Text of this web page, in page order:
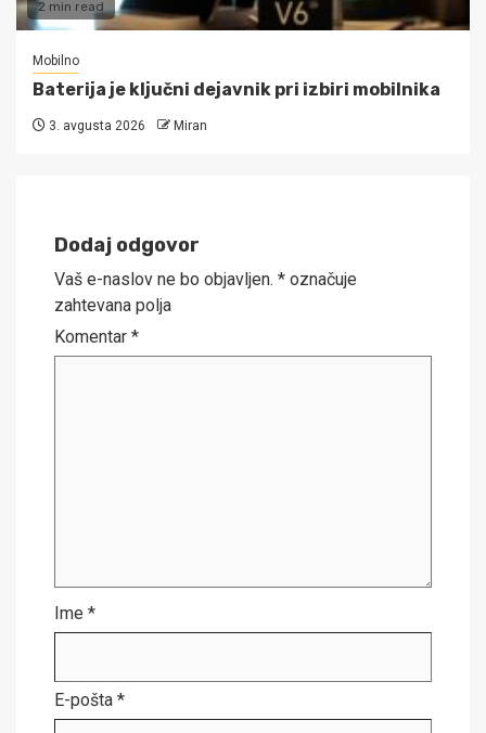
2 min read
Mobilno
Baterija je ključni dejavnik pri izbiri mobilnika
3. avgusta 2026 Miran
Dodaj odgovor
Vaš e-naslov ne bo objavljen. * označuje
zahtevana polja
Komentar *
Ime *
E-pošta *